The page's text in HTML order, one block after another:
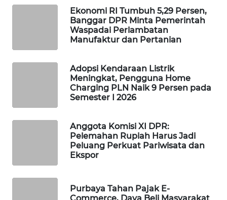
Ekonomi RI Tumbuh 5,29 Persen,
Banggar DPR Minta Pemerintah
Waspadai Perlambatan
Manufaktur dan Pertanian
Adopsi Kendaraan Listrik
Meningkat, Pengguna Home
Charging PLN Naik 9 Persen pada
Semester I 2026
Anggota Komisi XI DPR:
Pelemahan Rupiah Harus Jadi
Peluang Perkuat Pariwisata dan
Ekspor
Purbaya Tahan Pajak E-
WISATA
WALINKI